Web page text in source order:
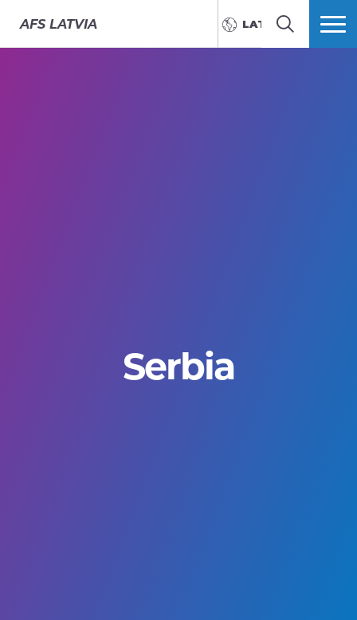
AFS LATVIA LATVIEŠU
MEKLĒT VAIRĀK
Serbia